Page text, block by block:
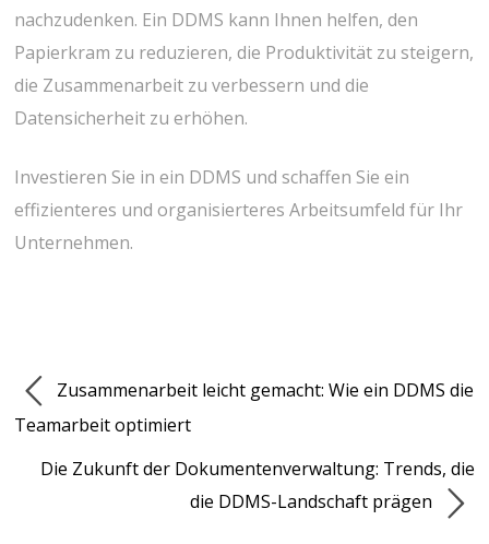
nachzudenken. Ein DDMS kann Ihnen helfen, den
Papierkram zu reduzieren, die Produktivität zu steigern,
die Zusammenarbeit zu verbessern und die
Datensicherheit zu erhöhen.
Investieren Sie in ein DDMS und schaffen Sie ein
effizienteres und organisierteres Arbeitsumfeld für Ihr
Unternehmen.
Zusammenarbeit leicht gemacht: Wie ein DDMS die
Teamarbeit optimiert
Die Zukunft der Dokumentenverwaltung: Trends, die
die DDMS-Landschaft prägen